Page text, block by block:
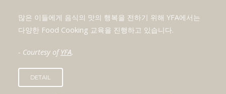
많은 이들에게 음식의 맛의 행복을 전하기 위해 YFA에서는
다양한 Food Cooking 교육을 진행하고 있습니다.
- Courtesy ofYFA.
DETAIL